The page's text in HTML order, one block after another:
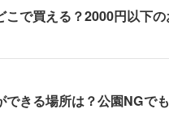
こで買える？2000円以下
できる場所は？公園NGで